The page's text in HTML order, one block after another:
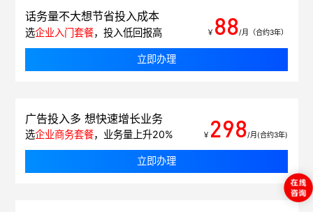
话务量不大想节省投入成本
选企业入门套餐，投入低回报高 ￥ 88/月（合约3年）
立即办理
广告投入多 想快速增长业务
选企业商务套餐，业务量上升20% ￥ 298/月(合约3年)
立即办理